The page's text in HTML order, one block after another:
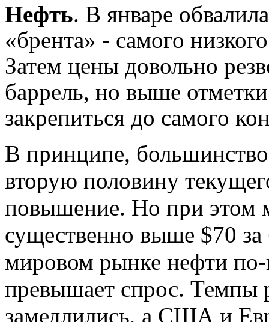
Нефть. В январе
«брента» - самого
Затем цены довольно
баррель, но выше
закрепиться до самого
В принципе,
вторую половину
повышение. Но при этом
существенно выше $70
мировом рынке нефти
превышает спрос. Темпы
замедлились, а США и